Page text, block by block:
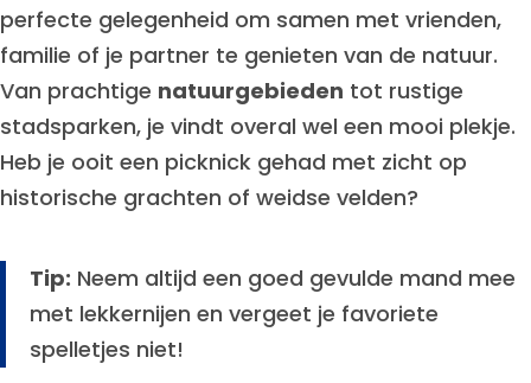
perfecte gelegenheid om samen met vrienden,
familie of je partner te genieten van de natuur.
Van prachtige natuurgebieden tot rustige
stadsparken, je vindt overal wel een mooi plekje.
Heb je ooit een picknick gehad met zicht op
historische grachten of weidse velden?
Tip: Neem altijd een goed gevulde mand mee
met lekkernijen en vergeet je favoriete
spelletjes niet!